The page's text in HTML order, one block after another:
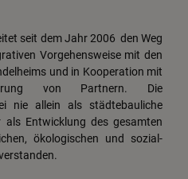
seit dem Jahr 2006 den Weg
Vorgehensweise mit den
und in Kooperation mit
von Partnern. Die
nie allein als städtebauliche
als Entwicklung des gesamten
ökologischen und sozial-